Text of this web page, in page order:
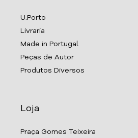
U.Porto
Livraria
Made in Portugal
Peças de Autor
Produtos Diversos
Loja
Praça Gomes Teixeira